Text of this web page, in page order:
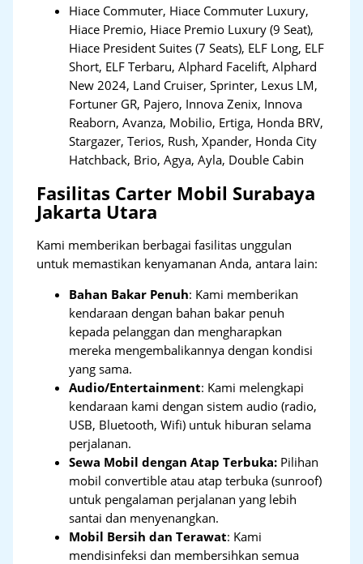
Hiace Commuter, Hiace Commuter Luxury,
Hiace Premio, Hiace Premio Luxury (9 Seat),
Hiace President Suites (7 Seats), ELF Long, ELF
Short, ELF Terbaru, Alphard Facelift, Alphard
New 2024, Land Cruiser, Sprinter, Lexus LM,
Fortuner GR, Pajero, Innova Zenix, Innova
Reaborn, Avanza, Mobilio, Ertiga, Honda BRV,
Stargazer, Terios, Rush, Xpander, Honda City
Hatchback, Brio, Agya, Ayla, Double Cabin
Fasilitas Carter Mobil Surabaya
Jakarta Utara
Kami memberikan berbagai fasilitas unggulan
untuk memastikan kenyamanan Anda, antara lain:
Bahan Bakar Penuh: Kami memberikan
kendaraan dengan bahan bakar penuh
kepada pelanggan dan mengharapkan
mereka mengembalikannya dengan kondisi
yang sama.
Audio/Entertainment: Kami melengkapi
kendaraan kami dengan sistem audio (radio,
USB, Bluetooth, Wifi) untuk hiburan selama
perjalanan.
Sewa Mobil dengan Atap Terbuka: Pilihan
mobil convertible atau atap terbuka (sunroof)
untuk pengalaman perjalanan yang lebih
santai dan menyenangkan.
Mobil Bersih dan Terawat: Kami
mendisinfeksi dan membersihkan semua